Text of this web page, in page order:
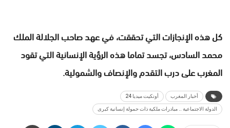
كل هذه الإنجازات التي تحققت، في عهد صاحب الجلالة الملك
محمد السادس، تجسد تماما هذه الرؤية الإنسانية التي تقود
المغرب على درب التقدم والإنصاف والشمولية.
أخبار المغرب أونكيت ميديا 24
الدولة الاجتماعية .. مبادرات ملكية ذات حمولة إنسانية كبرى